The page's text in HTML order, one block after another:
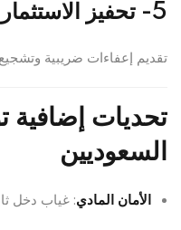
5- تحفيز الاستثمار
تقديم إعفاءات ضريبية وتشجيع
تحديات إضافية
السعوديين
الأمان المادي: غياب دخل